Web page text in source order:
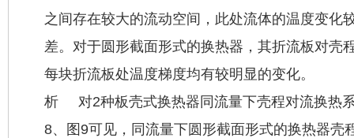
之间存在较大的流动空间，此处流体的温度变化
差。对于圆形截面形式的换热器，其折流板对壳
每块折流板处温度梯度均有较明显的变化
析 对2种板壳式换热器同流量下壳程对流换热
8、图9可见，同流量下圆形截面形式的换热器壳